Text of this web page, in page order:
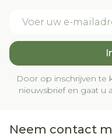
Door op inschrijven te
nieuwsbrief en gaat u
Neem contact